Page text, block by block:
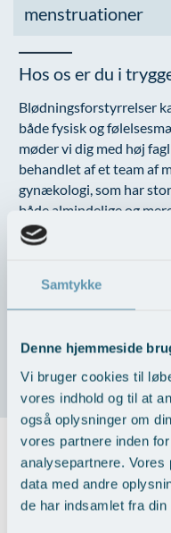
Samtykke
Denne hjemmeside
Vi bruger cookies til
vores indhold og til at
også oplysninger om
vores partnere inden
analysepartnere. Vores
data med andre
de har indsamlet fra
menstruationer
Hos os er du i
Blødningsforstyrrelser
både fysisk og
møder vi dig med høj
behandlet af et team af
gynækologi, som har
både almindelige og
tilstande. Uanset om du
fjernet polypper,
dig tryg og
lytte, besvare dine
prioritet.
Priser